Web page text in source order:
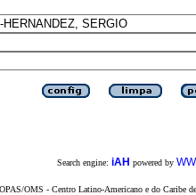
Search engine: iAH powered by
OMS - Centro Latino-Americano e do Caribe